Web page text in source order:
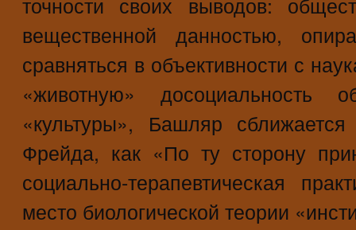
вещественной данностью,
сравняться в объективности с
«животную» досоциальность
«культуры», Башляр
Фрейда, как «По ту сторону
социально-терапевтическая
место биологической теории